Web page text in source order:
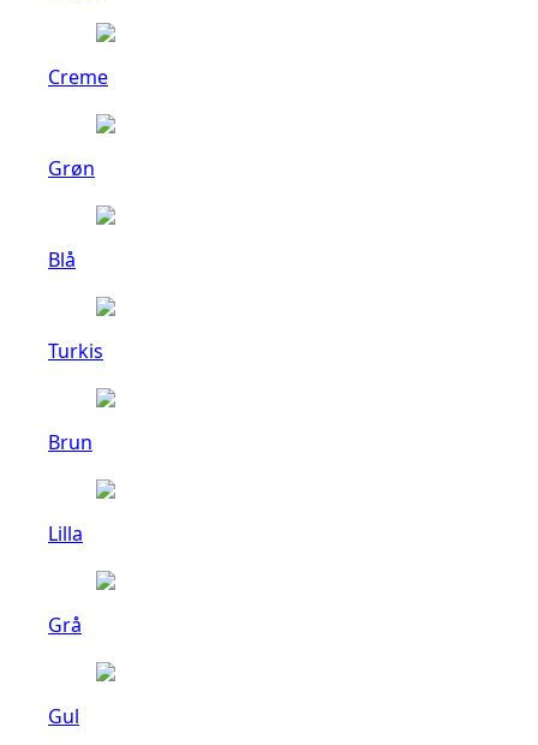
Creme
Grøn
Blå
Turkis
Brun
Lilla
Grå
Gul